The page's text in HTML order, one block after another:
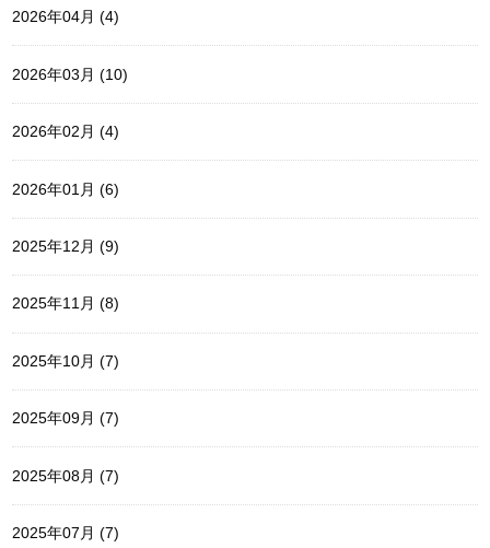
2026年04月 (4)
2026年03月 (10)
2026年02月 (4)
2026年01月 (6)
2025年12月 (9)
2025年11月 (8)
2025年10月 (7)
2025年09月 (7)
2025年08月 (7)
2025年07月 (7)